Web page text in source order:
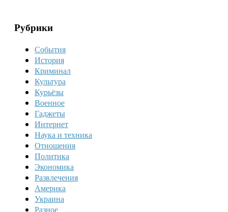
Рубрики
События
История
Криминал
Культура
Курьёзы
Военное
Гаджеты
Интернет
Наука и техника
Отношения
Политика
Экономика
Развлечения
Америка
Украина
Разное